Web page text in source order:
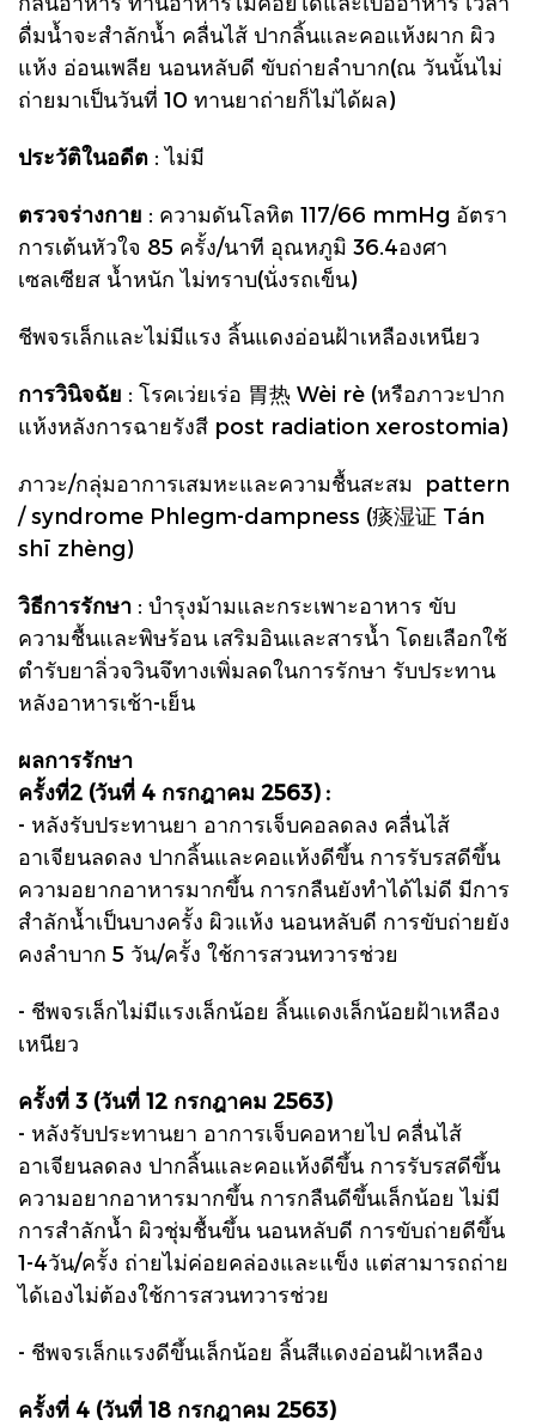
ดื่มน้ำจะสำลักน้ำ คลื่นไส้ ปากลิ้นและคอแห้งผาก ผิว
แห้ง อ่อนเพลีย นอนหลับดี ขับถ่ายลำบาก(ณ วันนั้นไม่
ถ่ายมาเป็นวันที่ 10 ทานยาถ่ายก็ไม่ได้ผล)
ประวัติในอดีต : ไม่มี
ตรวจร่างกาย : ความดันโลหิต 117/66 mmHg อัตรา
การเต้นหัวใจ 85 ครั้ง/นาที อุณหภูมิ 36.4องศา
เซลเซียส น้ำหนัก ไม่ทราบ(นั่งรถเข็น)
ชีพจรเล็กและไม่มีแรง ลิ้นแดงอ่อนฝ้าเหลืองเหนียว
การวินิจฉัย : โรคเว่ยเร่อ 胃热 Wèi rè (หรือภาวะปาก
แห้งหลังการฉายรังสี post radiation xerostomia)
ภาวะ/กลุ่มอาการเสมหะและความชื้นสะสม pattern
/ syndrome Phlegm-dampness (痰湿证 Tán
shī zhèng)
วิธีการรักษา : บำรุงม้ามและกระเพาะอาหาร ขับ
ความชื้นและพิษร้อน เสริมอินและสารน้ำ โดยเลือกใช้
ตำรับยาลิ่วจวินจึทางเพิ่มลดในการรักษา รับประทาน
หลังอาหารเช้า-เย็น
ผลการรักษา
ครั้งที่2 (วันที่ 4 กรกฎาคม 2563) :
- หลังรับประทานยา อาการเจ็บคอลดลง คลื่นไส้
อาเจียนลดลง ปากลิ้นและคอแห้งดีขึ้น การรับรสดีขึ้น
ความอยากอาหารมากขึ้น การกลืนยังทำได้ไม่ดี มีการ
สำลักน้ำเป็นบางครั้ง ผิวแห้ง นอนหลับดี การขับถ่ายยัง
คงลำบาก 5 วัน/ครั้ง ใช้การสวนทวารช่วย
- ชีพจรเล็กไม่มีแรงเล็กน้อย ลิ้นแดงเล็กน้อยฝ้าเหลือง
เหนียว
ครั้งที่ 3 (วันที่ 12 กรกฎาคม 2563)
- หลังรับประทานยา อาการเจ็บคอหายไป คลื่นไส้
อาเจียนลดลง ปากลิ้นและคอแห้งดีขึ้น การรับรสดีขึ้น
ความอยากอาหารมากขึ้น การกลืนดีขึ้นเล็กน้อย ไม่มี
การสำลักน้ำ ผิวชุ่มชื้นขึ้น นอนหลับดี การขับถ่ายดีขึ้น
1-4วัน/ครั้ง ถ่ายไม่ค่อยคล่องและแข็ง แต่สามารถถ่าย
ได้เองไม่ต้องใช้การสวนทวารช่วย
- ชีพจรเล็กแรงดีขึ้นเล็กน้อย ลิ้นสีแดงอ่อนฝ้าเหลือง
ครั้งที่ 4 (วันที่ 18 กรกฎาคม 2563)